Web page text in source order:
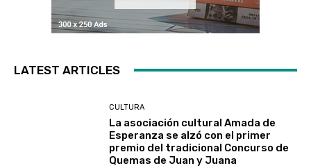
LATEST ARTICLES
CULTURA
La asociación cultural Amada de
Esperanza se alzó con el primer
premio del tradicional Concurso de
Quemas de Juan y Juana